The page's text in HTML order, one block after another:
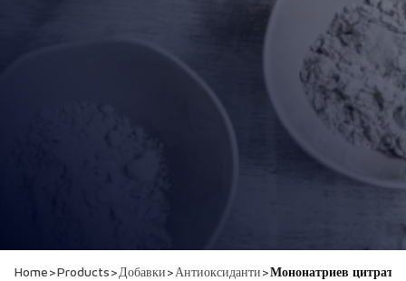
Home>Products>Добавки>Антиоксиданти>Мононатриев цитрат